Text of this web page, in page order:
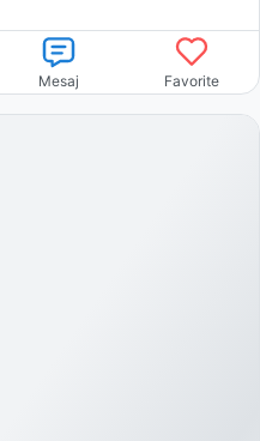
Mesaj Favorite